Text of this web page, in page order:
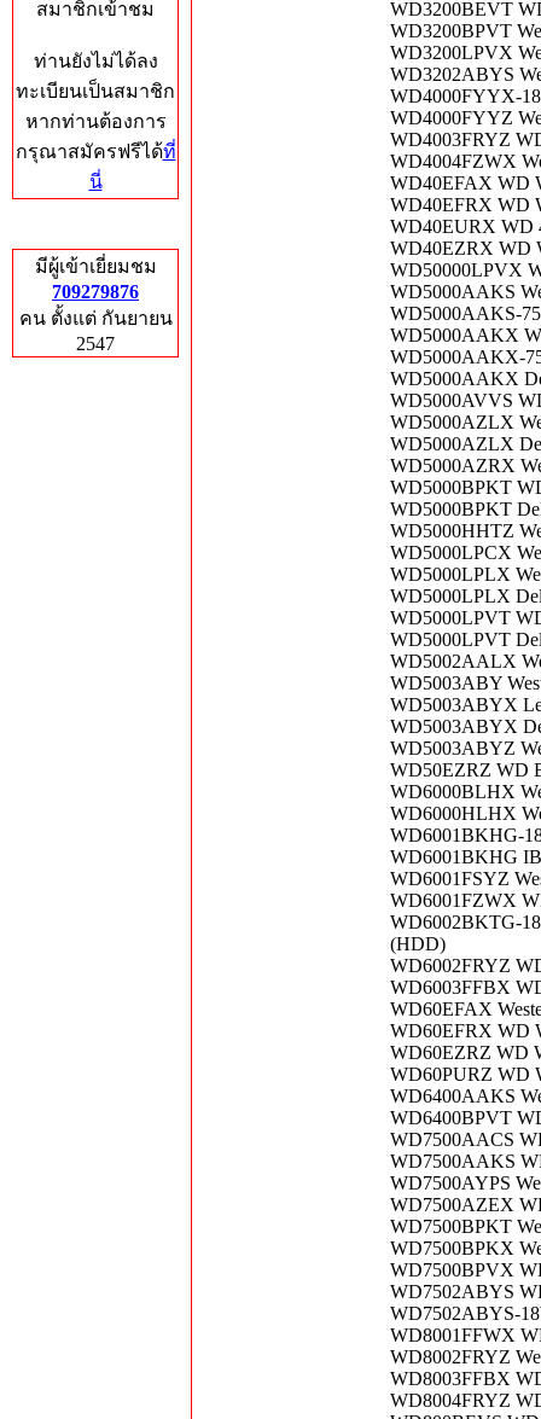
สมาชิกเข้าชม
ท่านยังไม่ได้ลง
ทะเบียนเป็นสมาชิก
หากท่านต้องการ
กรุณาสมัครฟรีได้ที่
นี่
มีผู้เข้าเยี่ยมชม
709279876
คน ตั้งแต่ กันยายน
2547
WD3200BEVT
WD3200BPVT
WD3200LPVX
WD3202ABYS
WD4000FYYX-
WD4000FYYZ
WD4003FRYZ
WD4004FZWX
WD40EFAX WD
WD40EFRX WD
WD40EURX WD
WD40EZRX WD
WD50000LPVX
WD5000AAKS
WD5000AAKS-
WD5000AAKX
WD5000AAKX-
WD5000AAKX
WD5000AVVS
WD5000AZLX
WD5000AZLX
WD5000AZRX
WD5000BPKT
WD5000BPKT
WD5000HHTZ
WD5000LPCX
WD5000LPLX
WD5000LPLX
WD5000LPVT
WD5000LPVT
WD5002AALX
WD5003ABY
WD5003ABYX
WD5003ABYX
WD5003ABYZ
WD50EZRZ WD
WD6000BLHX
WD6000HLHX
WD6001BKHG-
WD6001BKHG
WD6001FSYZ
WD6001FZWX
WD6002BKTG-
(HDD)
WD6002FRYZ
WD6003FFBX
WD60EFAX
WD60EFRX WD
WD60EZRZ WD
WD60PURZ WD
WD6400AAKS
WD6400BPVT
WD7500AACS
WD7500AAKS
WD7500AYPS
WD7500AZEX
WD7500BPKT
WD7500BPKX
WD7500BPVX
WD7502ABYS
WD7502ABYS-
WD8001FFWX
WD8002FRYZ
WD8003FFBX
WD8004FRYZ